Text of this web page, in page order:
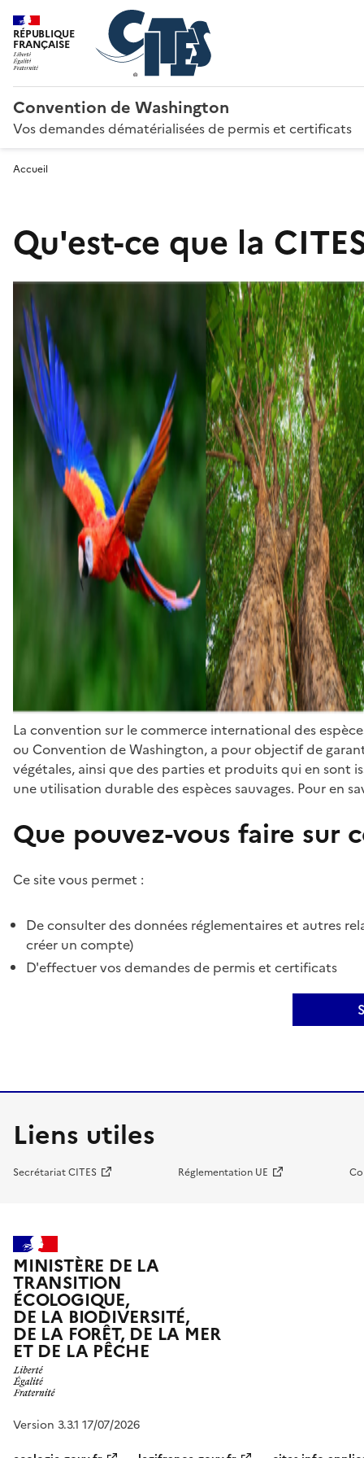
RÉPUBLIQUE
FRANÇAISE
Convention de Washington
Vos demandes dématérialisées de permis et certificats
Accueil
Qu'est-ce que la
La convention sur le commerce international des
ou Convention de Washington, a pour objectif de
végétales, ainsi que des parties et produits qui en sont
une utilisation durable des espèces sauvages. Pour en
Que pouvez-vous faire sur
Ce site vous permet :
De consulter des données réglementaires et autres
créer un compte)
D'effectuer vos demandes de permis et certificats
Liens utiles
Secrétariat CITES Réglementation UE
MINISTÈRE DE LA
TRANSITION
ÉCOLOGIQUE,
DE LA BIODIVERSITÉ,
DE LA FORÊT, DE LA MER
ET DE LA PÊCHE
Version 3.3.1 17/07/2026